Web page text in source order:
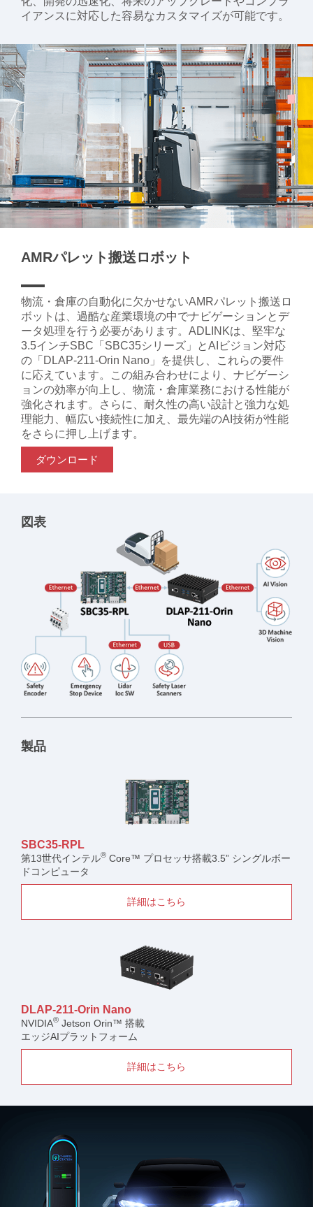
イアンスに対応した容易なカスタマイズが可能です。
AMRパレット搬送ロボット
物流・倉庫の自動化に欠かせないAMRパレット搬送ロ
ボットは、過酷な産業環境の中でナビゲーションとデ
ータ処理を行う必要があります。ADLINKは、堅牢な
3.5インチSBC「SBC35シリーズ」とAIビジョン対応
の「DLAP-211-Orin Nano」を提供し、これらの要件
に応えています。この組み合わせにより、ナビゲーシ
ョンの効率が向上し、物流・倉庫業務における性能が
強化されます。さらに、耐久性の高い設計と強力な処
理能力、幅広い接続性に加え、最先端のAI技術が性能
をさらに押し上げます。
ダウンロード
図表
製品
SBC35-RPL
第13世代インテル® Core™ プロセッサ搭載3.5” シングルボー
ドコンピュータ
詳細はこちら
DLAP-211-Orin Nano
NVIDIA® Jetson Orin™ 搭載
エッジAIプラットフォーム
詳細はこちら